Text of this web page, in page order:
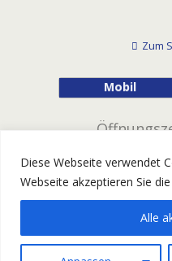
Diese Webseite verwendet
Webseite akzeptieren Sie
Alle
Zum
Mobil
Montag
09.00
14.00
Freitag